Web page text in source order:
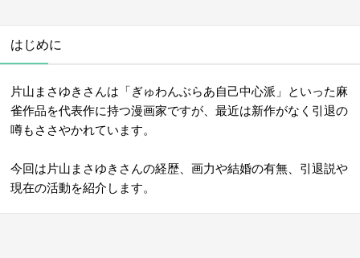
はじめに
片山まさゆきさんは「ぎゅわんぶらあ自己中心派」といった麻
雀作品を代表作に持つ漫画家ですが、最近は新作がなく引退の
噂もささやかれています。
今回は片山まさゆきさんの経歴、画力や結婚の有無、引退説や
現在の活動を紹介します。